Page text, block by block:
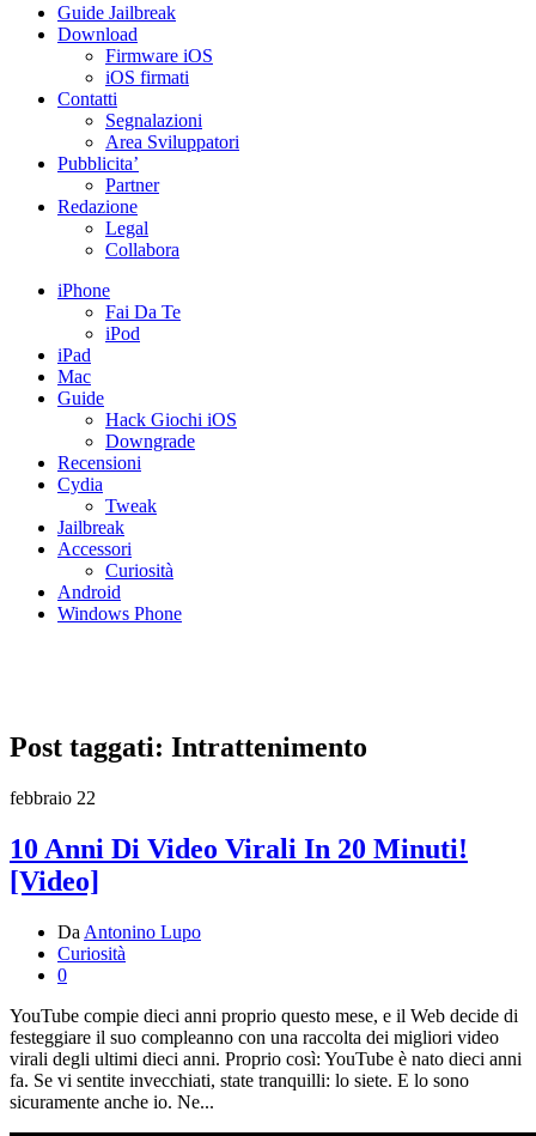
Guide Jailbreak
Download
Firmware iOS
iOS firmati
Contatti
Segnalazioni
Area Sviluppatori
Pubblicita’
Partner
Redazione
Legal
Collabora
iPhone
Fai Da Te
iPod
iPad
Mac
Guide
Hack Giochi iOS
Downgrade
Recensioni
Cydia
Tweak
Jailbreak
Accessori
Curiosità
Android
Windows Phone
Post taggati: Intrattenimento
febbraio 22
10 Anni Di Video Virali In 20 Minuti!
[Video]
Da Antonino Lupo
Curiosità
0
YouTube compie dieci anni proprio questo mese, e il Web decide di
festeggiare il suo compleanno con una raccolta dei migliori video
virali degli ultimi dieci anni. Proprio così: YouTube è nato dieci anni
fa. Se vi sentite invecchiati, state tranquilli: lo siete. E lo sono
sicuramente anche io. Ne...